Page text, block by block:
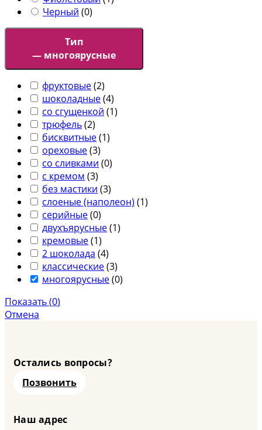
Черный (0)
Тип
— многоярусные
фруктовые(2)
шоколадные(4)
со сгущенкой (1)
трюфель(2)
бисквитные(1)
ореховые(3)
со сливками (0)
с кремом (3)
без мастики (3)
слоеные (наполеон) (1)
серийные(0)
двухъярусные(1)
кремовые(1)
2 шоколада (4)
классические(3)
многоярусные(0)
Показать(0)
Отмена
Остались вопросы?
Позвонить
Наш адрес